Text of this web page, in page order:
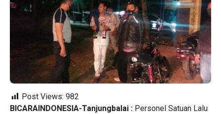
Post Views: 982
BICARAINDONESIA-Tanjungbalai : Personel Satuan Lalu